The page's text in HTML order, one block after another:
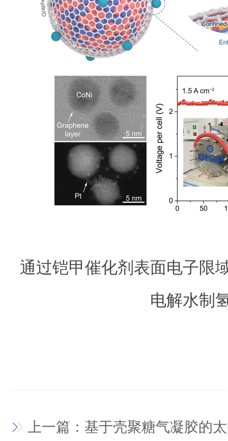
通过铠甲催化剂表面电子限
电解水制
上一篇：基于壳聚糖气凝胶的